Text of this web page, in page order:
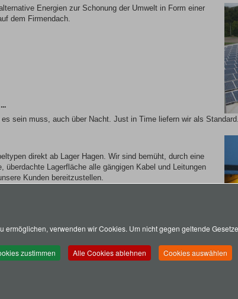
Energien zur Schonung der Umwelt in Form einer
dem Firmendach.
es sein muss, auch über Nacht. Just in Time liefern wir als
direkt ab Lager Hagen. Wir sind bemüht, durch eine
überdachte Lagerfläche alle gängigen Kabel und Leitungen
Kunden bereitzustellen.
zertifiziert. Damit schaffen wir die größtmögliche Sicherheit
Produktqualität.
ermöglichen, verwenden wir Cookies. Um nicht gegen geltende
zustimmen Alle Cookies ablehnen Cookies auswählen